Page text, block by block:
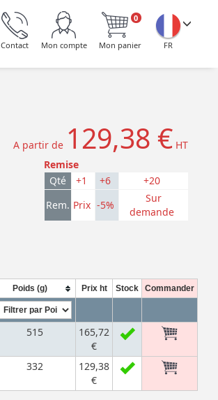
FR
0
Mon panier
Mon compte
Contact
A partir de 129,38 € HT
Remise
Qté
+1 +6
+20
Rem. Prix -5%
Sur
demande
Poids (g) Prix ht Stock Commander
515
165,72
€
332
129,38
€